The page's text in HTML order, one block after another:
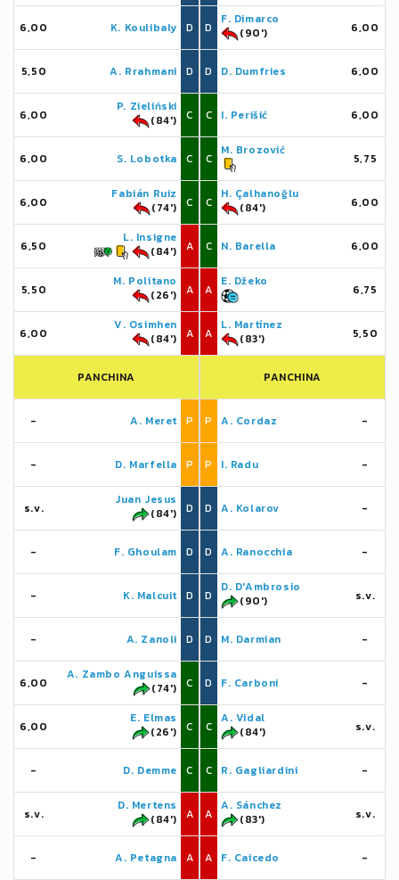
6,00 K. Koulibaly D
5,50 A. Rrahmani D
6,00
P. Zieliński
(84')
C
6,00 S. Lobotka C
6,00
Fabián Ruiz
(74')
C
6,50
L. Insigne
(84')
A
5,50
M. Politano
(26')
A
6,00
V. Osimhen
(84')
A
PANCHINA
- A. Meret P
- D. Marfella P
s.v.
Juan Jesus
(84')
D
- F. Ghoulam D
- K. Malcuit D
- A. Zanoli D
6,00
A. Zambo Anguissa
(74')
C
6,00
E. Elmas
(26')
C
- D. Demme C
s.v.
D. Mertens
(84')
A
- A. Petagna A
D
F. Dimarco
(90')
6,00
D D. Dumfries 6,00
C I. Perišić 6,00
C
M. Brozović
5,75
C
H. Çalhanoğlu
(84')
6,00
C N. Barella 6,00
A
E. Džeko
6,75
A
L. Martínez
(83')
5,50
PANCHINA
P A. Cordaz -
P I. Radu -
D A. Kolarov -
D A. Ranocchia -
D
D. D'Ambrosio
(90')
s.v.
D M. Darmian -
D F. Carboni -
C
A. Vidal
(84')
s.v.
C R. Gagliardini -
A
A. Sánchez
(83')
s.v.
A F. Caicedo -